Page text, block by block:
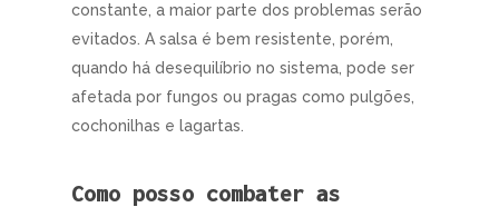
constante, a maior parte dos problemas serão
evitados. A salsa é bem resistente, porém,
quando há desequilíbrio no sistema, pode ser
afetada por fungos ou pragas como pulgões,
cochonilhas e lagartas.
Como posso combater as